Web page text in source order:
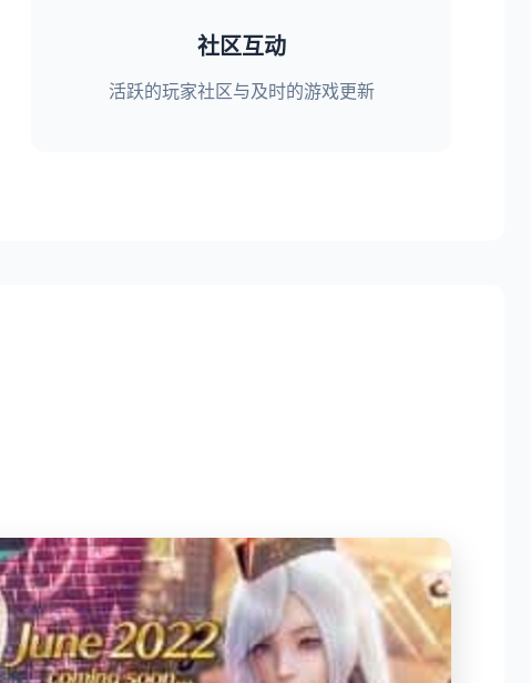
社区互动
活跃的玩家社区与及时的游戏更新